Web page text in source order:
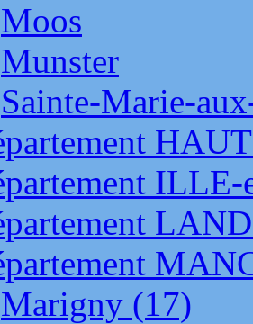
Moos
Munster
Sainte-Marie-
Marigny (17)